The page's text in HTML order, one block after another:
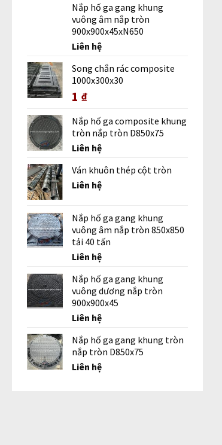
Nắp hố ga gang khung
vuông âm nắp tròn
900x900x45xN650
Liên hệ
Song chắn rác composite
1000x300x30
1 ₫
Nắp hố ga composite khung
tròn nắp tròn D850x75
Liên hệ
Ván khuôn thép cột tròn
Liên hệ
Nắp hố ga gang khung
vuông âm nắp tròn 850x850
tải 40 tấn
Liên hệ
Nắp hố ga gang khung
vuông dương nắp tròn
900x900x45
Liên hệ
Nắp hố ga gang khung tròn
nắp tròn D850x75
Liên hệ